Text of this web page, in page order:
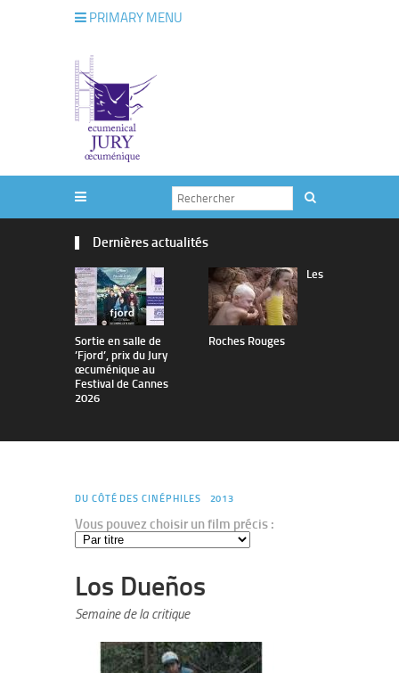
PRIMARY MENU
Dernières actualités
Sortie en salle de
’Fjord’, prix du Jury
œcuménique au
Festival de Cannes
2026
Les
Roches Rouges
DU CÔTÉ DES CINÉPHILES 2013
Vous pouvez choisir un film précis :
Los Dueños
Semaine de la critique